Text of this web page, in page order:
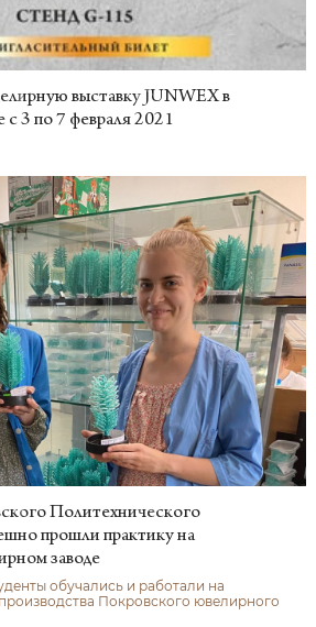
выставку JUNWEX в
3 по 7 февраля 2021
Политехнического
прошли практику на
заводе
обучались и работали на
Покровского ювелирного